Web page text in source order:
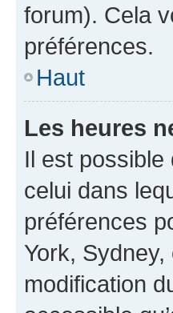
forum). Cela
préférences.
Haut
Les heures
Il est possible
celui dans
préférences
York,
modification